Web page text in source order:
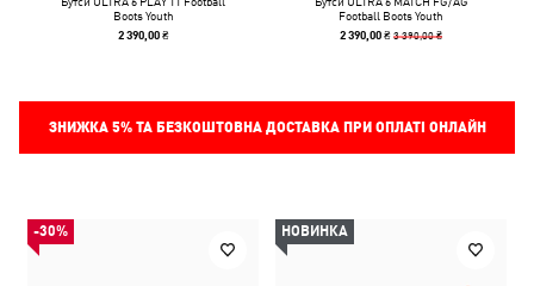
Boots Youth
2 390,00 ₴
Football Boots Youth
2 390,00 ₴3 390,00 ₴
ЗНИЖКА 5%ТА БЕЗКОШТОВНА ДОСТАВКА ПРИ ОПЛАТІ ОНЛАЙН
-30% НОВИНКА